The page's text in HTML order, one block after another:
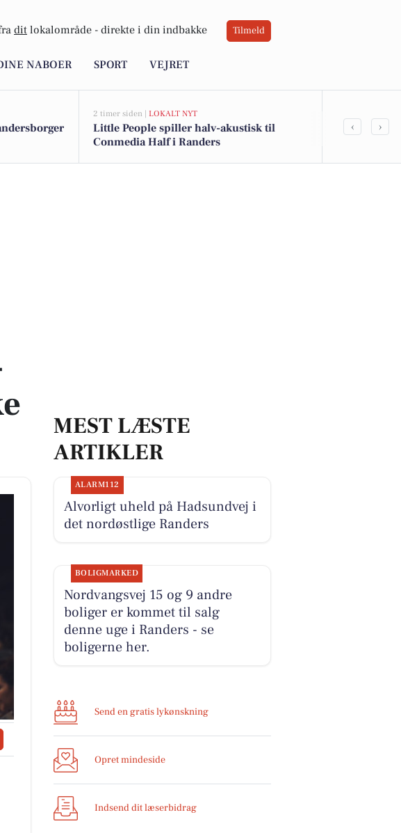
dit lokalområde - direkte i din indbakke Tilmeld
NABOER SPORT VEJRET
2 timer siden | LOKALT NYT
Little People spiller halv-akustisk til
Conmedia Half i Randers
Selvhjælp
‹ ›
MEST LÆSTE
ARTIKLER
ALARM112
Alvorligt uheld på Hadsundvej i
det nordøstlige Randers
BOLIGMARKED
Nordvangsvej 15 og 9 andre
boliger er kommet til salg
denne uge i Randers - se
boligerne her.
Send en gratis lykønskning
Opret mindeside
Indsend dit læserbidrag